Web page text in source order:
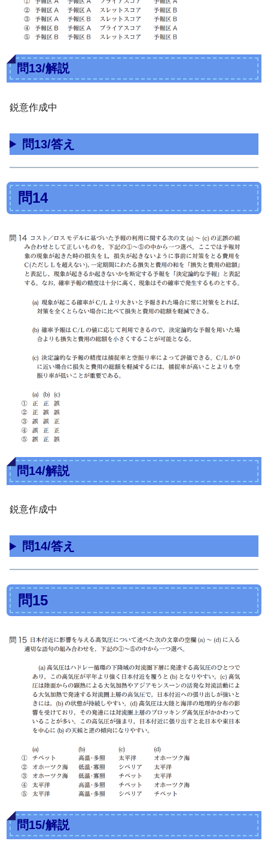
問13/解説
鋭意作成中
問13/答え
問14
問14/解説
鋭意作成中
問14/答え
問15
問15/解説